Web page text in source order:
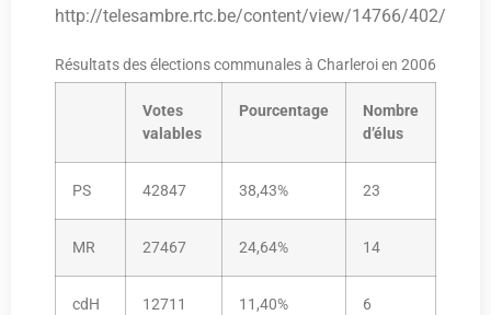
http://telesambre.rtc.be/content/view/14766/402/
Résultats des élections communales à Charleroi en 2006
Votes
valables
Pourcentage
Nombre
d’élus
PS 42847 38,43% 23
MR 27467 24,64% 14
cdH 12711 11,40% 6